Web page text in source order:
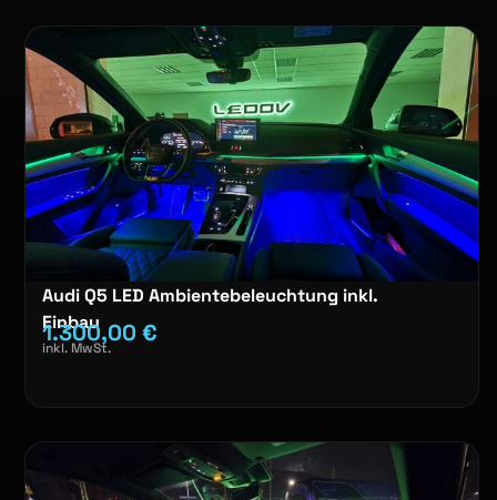
Audi Q5 LED Ambientebeleuchtung inkl.
Einbau
1.300,00€
inkl. MwSt.